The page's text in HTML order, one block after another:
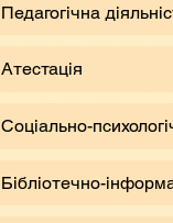
Педагогічна
Атестація
Соціально-
Бібліотечно-